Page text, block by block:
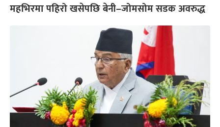
महभिरमा पहिरो खसेपछि बेनी–जोमसोम सडक अवरुद्ध